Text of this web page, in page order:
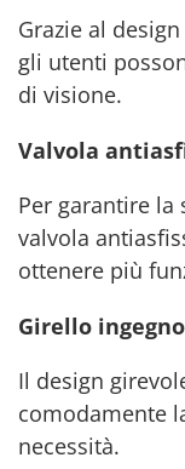
Grazie al
gli utenti
di visione.
Valvola
Per garantire la
valvola
ottenere più
Girello
Il design
comodamente
necessità.